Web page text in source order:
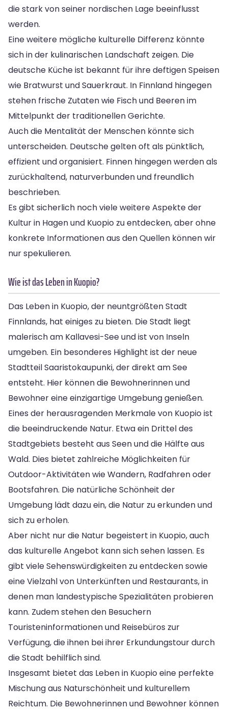
die stark von seiner nordischen Lage beeinflusst
werden.
Eine weitere mögliche kulturelle Differenz könnte
sich in der kulinarischen Landschaft zeigen. Die
deutsche Küche ist bekannt für ihre deftigen Speisen
wie Bratwurst und Sauerkraut. In Finnland hingegen
stehen frische Zutaten wie Fisch und Beeren im
Mittelpunkt der traditionellen Gerichte.
Auch die Mentalität der Menschen könnte sich
unterscheiden. Deutsche gelten oft als pünktlich,
effizient und organisiert. Finnen hingegen werden als
zurückhaltend, naturverbunden und freundlich
beschrieben.
Es gibt sicherlich noch viele weitere Aspekte der
Kultur in Hagen und Kuopio zu entdecken, aber ohne
konkrete Informationen aus den Quellen können wir
nur spekulieren.
Wie ist das Leben in Kuopio?
Das Leben in Kuopio, der neuntgrößten Stadt
Finnlands, hat einiges zu bieten. Die Stadt liegt
malerisch am Kallavesi-See und ist von Inseln
umgeben. Ein besonderes Highlight ist der neue
Stadtteil Saaristokaupunki, der direkt am See
entsteht. Hier können die Bewohnerinnen und
Bewohner eine einzigartige Umgebung genießen.
Eines der herausragenden Merkmale von Kuopio ist
die beeindruckende Natur. Etwa ein Drittel des
Stadtgebiets besteht aus Seen und die Hälfte aus
Wald. Dies bietet zahlreiche Möglichkeiten für
Outdoor-Aktivitäten wie Wandern, Radfahren oder
Bootsfahren. Die natürliche Schönheit der
Umgebung lädt dazu ein, die Natur zu erkunden und
sich zu erholen.
Aber nicht nur die Natur begeistert in Kuopio, auch
das kulturelle Angebot kann sich sehen lassen. Es
gibt viele Sehenswürdigkeiten zu entdecken sowie
eine Vielzahl von Unterkünften und Restaurants, in
denen man landestypische Spezialitäten probieren
kann. Zudem stehen den Besuchern
Touristeninformationen und Reisebüros zur
Verfügung, die ihnen bei ihrer Erkundungstour durch
die Stadt behilflich sind.
Insgesamt bietet das Leben in Kuopio eine perfekte
Mischung aus Naturschönheit und kulturellem
Reichtum. Die Bewohnerinnen und Bewohner können